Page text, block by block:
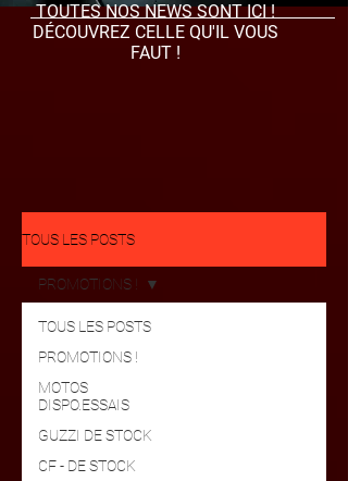
TOUTES NOS NEWS SONT ICI !
DÉCOUVREZ CELLE QU'IL VOUS
FAUT !
TOUS LES POSTS
TOUS LES POSTS
PROMOTIONS !
MOTOS
DISPO.ESSAIS
GUZZI DE STOCK
CF - DE STOCK
PROMOTIONS !